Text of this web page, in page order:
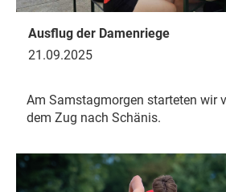
Ausflug der Damenriege
21.09.2025
Am Samstagmorgen starteten wir
dem Zug nach Schänis.